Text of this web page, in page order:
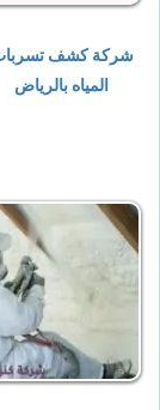
شركة كشف
المياه بالرياض